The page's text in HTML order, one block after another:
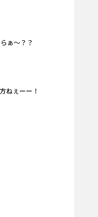
ぁ～？？
ねぇーー！